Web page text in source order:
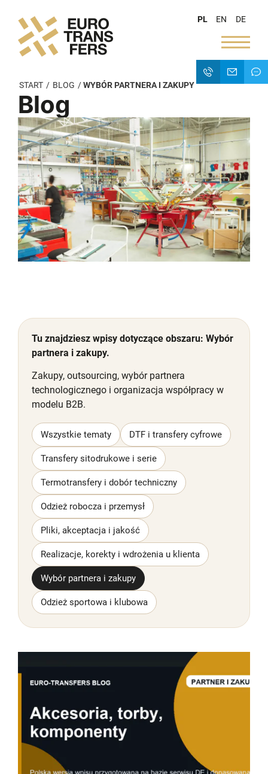
PL EN DE
START / BLOG /WYBÓR PARTNERA I ZAKUPY
Blog
Tu znajdziesz wpisy dotyczące obszaru: Wybór
partnera i zakupy.
Zakupy, outsourcing, wybór partnera
technologicznego i organizacja współpracy w
modelu B2B.
Wszystkie tematy DTF i transfery cyfrowe
Transfery sitodrukowe i serie
Termotransfery i dobór techniczny
Odzież robocza i przemysł
Pliki, akceptacja i jakość
Realizacje, korekty i wdrożenia u klienta
Wybór partnera i zakupy
Odzież sportowa i klubowa